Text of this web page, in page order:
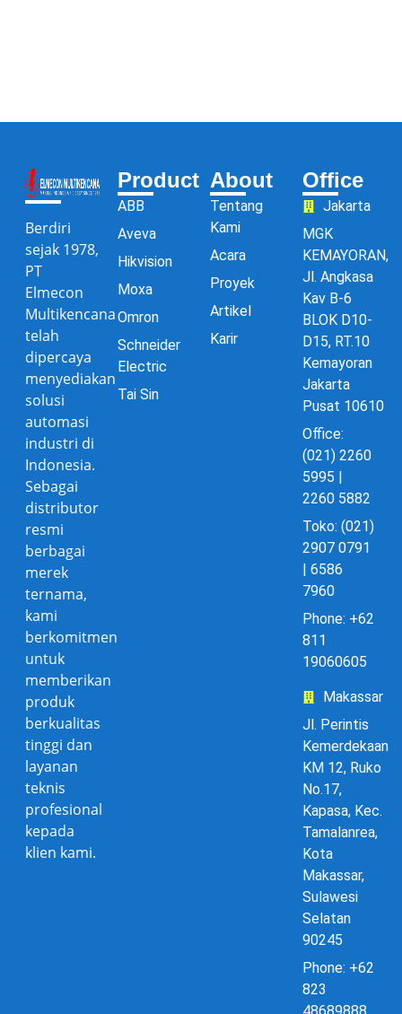
Berdiri
sejak 1978,
PT
Elmecon
Multikencana
telah
dipercaya
menyediakan
solusi
automasi
industri di
Indonesia.
Sebagai
distributor
resmi
berbagai
merek
ternama,
kami
berkomitmen
untuk
memberikan
produk
berkualitas
tinggi dan
layanan
teknis
profesional
kepada
klien kami.
Product
ABB
Aveva
Hikvision
Moxa
Omron
Schneider
Electric
Tai Sin
About
Tentang
Kami
Acara
Proyek
Artikel
Karir
Office
Jakarta
MGK
KEMAYORAN,
Jl. Angkasa
Kav B-6
BLOK D10-
D15, RT.10
Kemayoran
Jakarta
Pusat 10610
Office:
(021) 2260
5995 |
2260 5882
Toko: (021)
2907 0791
| 6586
7960
Phone: +62
811
19060605
Makassar
Jl. Perintis
Kemerdekaan
KM 12, Ruko
No.17,
Kapasa, Kec.
Tamalanrea,
Kota
Makassar,
Sulawesi
Selatan
90245
Phone: +62
823
48689888